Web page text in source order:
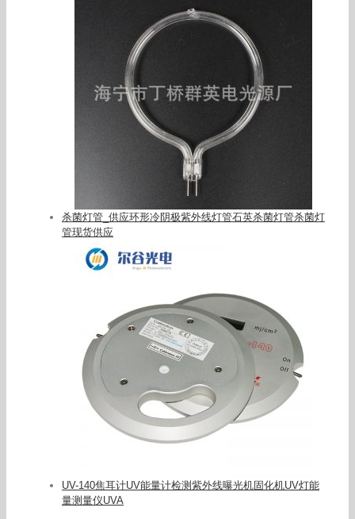
杀菌灯管_供应环形冷阴极紫外线灯管石英杀菌灯管杀菌灯
管现货供应
UV-140焦耳计UV能量计检测紫外线曝光机固化机UV灯能
量测量仪UVA